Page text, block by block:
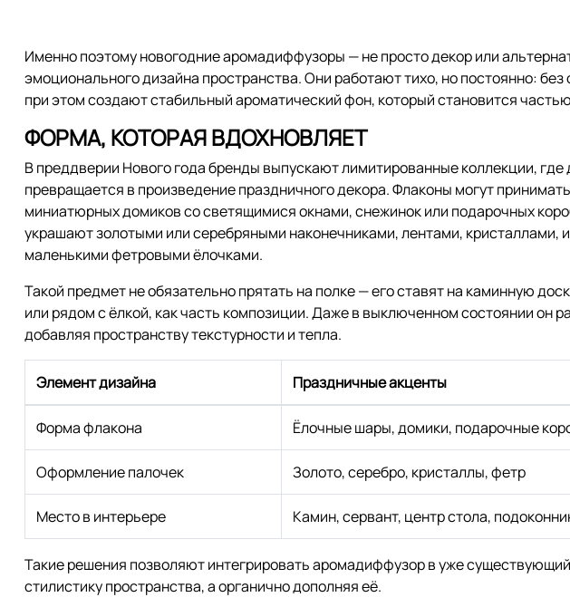
Именно поэтому новогодние аромадиффузоры — не просто декор или
эмоционального дизайна пространства. Они работают тихо, но постоянно: без
при этом создают стабильный ароматический фон, который становится
ФОРМА, КОТОРАЯ ВДОХНОВЛЯЕТ
В преддверии Нового года бренды выпускают лимитированные коллекции,
превращается в произведение праздничного декора. Флаконы могут
миниатюрных домиков со светящимися окнами, снежинок или подарочных
украшают золотыми или серебряными наконечниками, лентами,
маленькими фетровыми ёлочками.
Такой предмет не обязательно прятать на полке — его ставят на каминную
или рядом с ёлкой, как часть композиции. Даже в выключенном состоянии он
добавляя пространству текстурности и тепла.
Элемент дизайна Праздничные акценты
Форма флакона Ёлочные шары, домики, подарочные
Оформление палочек Золото, серебро, кристаллы, фетр
Место в интерьере Камин, сервант, центр стола,
Такие решения позволяют интегрировать аромадиффузор в уже
стилистику пространства, а органично дополняя её.